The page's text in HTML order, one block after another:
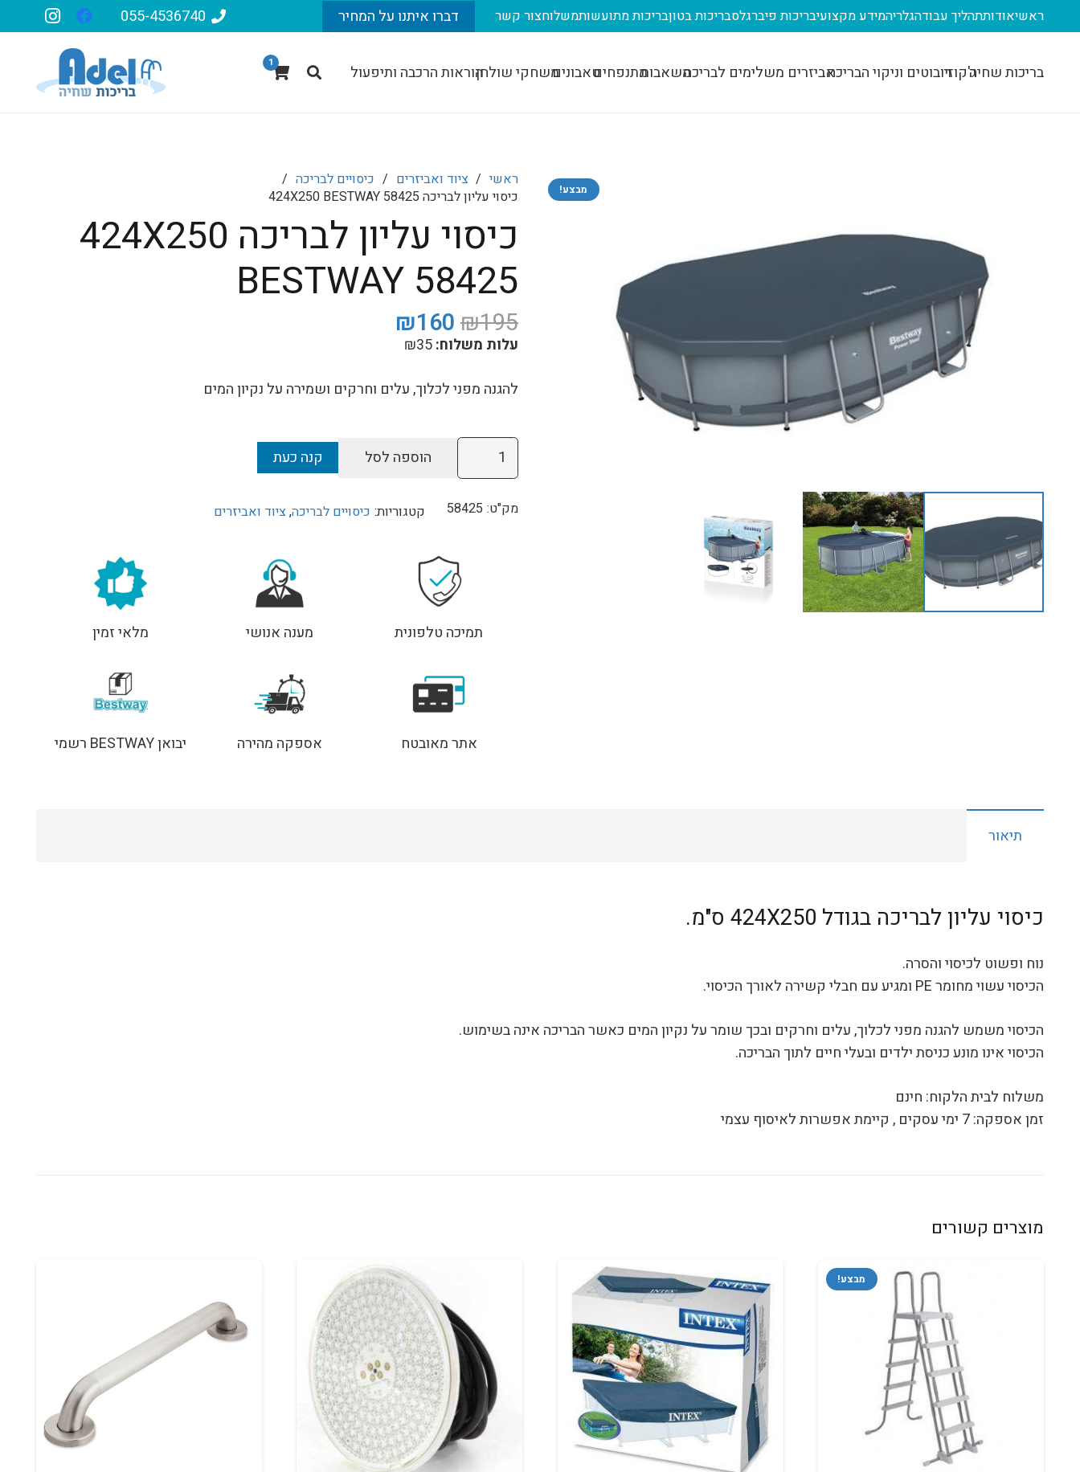
ראשיאודותתהליך עבודהגלריהמידע מקצועיבריכות פיברגלסבריכות בטוןבריכות מתועשותמשלוחצור קשר דברו איתנו על המחיר 055-4536740
בריכות שחיהג'קוזירובוטים וניקוי הבריכהאביזרים משלימים לבריכהמשאבותמתנפחיםטאבוניםמשחקי שולחןהוראות הרכבה ותיפעול 1
מבצע!
ראשי / ציוד ואביזרים / כיסויים לבריכה /
כיסוי עליון לבריכה 424X250 BESTWAY 58425
כיסוי עליון לבריכה 424X250
BESTWAY 58425
₪195 המחיר
המקורי
₪195.
₪160
₪160.
עלות משלוח: ₪35
להגנה מפני לכלוך, עלים וחרקים ושמירה על נקיון המים
כמות
של
עליון
BESTWAY
הוספה לסל קנה כעת
מק"ט: 58425 קטגוריות: כיסויים לבריכה,ציוד ואביזרים
תמיכה טלפונית מענה אנושי מלאי זמין
אתר מאובטח אספקה מהירה יבואן BESTWAY רשמי
תיאור
כיסוי עליון לבריכה בגודל 424X250 ס"מ.
נוח ופשוט לכיסוי והסרה.
הכיסוי עשוי מחומר PE ומגיע עם חבלי קשירה לאורך הכיסוי.
הכיסוי משמש להגנה מפני לכלוך, עלים וחרקים ובכך שומר על נקיון המים כאשר הבריכה אינה בשימוש.
הכיסוי אינו מונע כניסת ילדים ובעלי חיים לתוך הבריכה.
משלוח לבית הלקוח: חינם
זמן אספקה:7 ימי עסקים , קיימת אפשרות לאיסוף עצמי
מוצרים קשורים
מבצע!